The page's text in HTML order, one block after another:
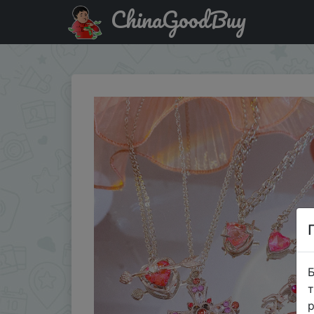
Придбати по знижці Necklace Jewelry Fashion Peach
ChinaGoodBuy